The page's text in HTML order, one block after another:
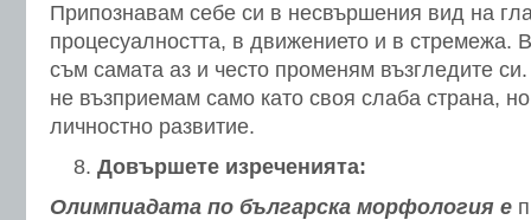
Припознавам себе си в несвършения вид на
процесуалността, в движението и в стремежа.
съм самата аз и често променям възгледите си.
не възприемам само като своя слаба страна,
личностно развитие.
Довършете изреченията:
Олимпиадата по българска морфология е